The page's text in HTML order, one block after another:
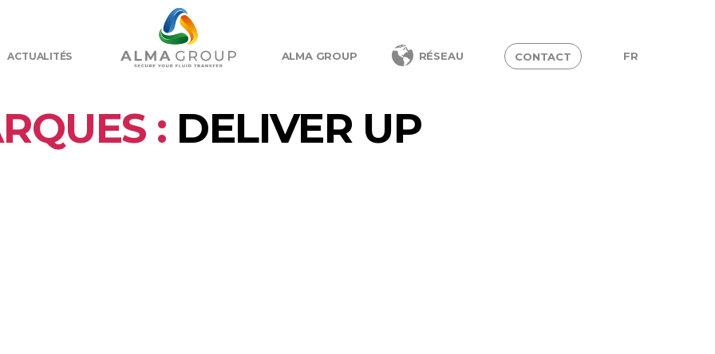
ACTUALITÉS ALMA GROUP RÉSEAU CONTACT FR
: DELIVER UP